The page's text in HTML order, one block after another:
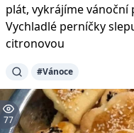
plát, vykrájíme vánoční
Vychladlé perníčky
citronovou
#Vánoce
77